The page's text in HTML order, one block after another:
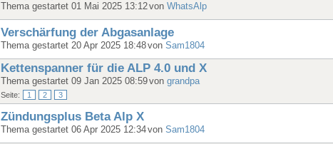
Thema gestartet 01 Mai 2025 13:12vonWhatsAlp
Verschärfung der Abgasanlage
Thema gestartet 20 Apr 2025 18:48vonSam1804
Kettenspanner für die ALP 4.0 und X
Thema gestartet 09 Jan 2025 08:59vongrandpa
Seite: 1 2 3
Zündungsplus Beta Alp X
Thema gestartet 06 Apr 2025 12:34vonSam1804